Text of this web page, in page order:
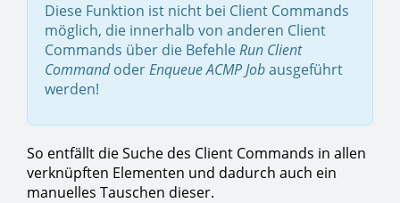
Diese Funktion ist nicht bei Client Commands
möglich, die innerhalb von anderen Client
Commands über die BefehleRun Client
CommandoderEnqueue ACMP Jobausgeführt
werden!
So entfällt die Suche des Client Commands in allen
verknüpften Elementen und dadurch auch ein
manuelles Tauschen dieser.